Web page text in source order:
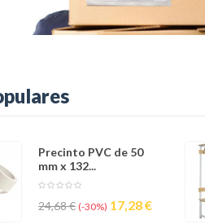
Precinto PVC de 50
mm x 132...
Precio
base
24,68 € -30% Precio
17,28 €